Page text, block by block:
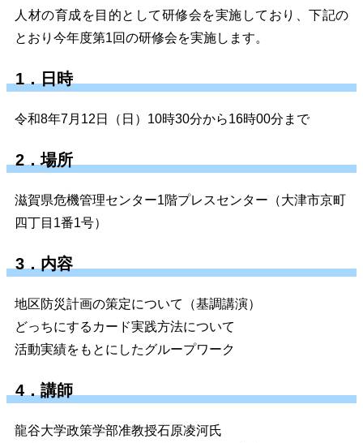
人材の育成を目的として研修会を実施しており、下記の
とおり今年度第1回の研修会を実施します。
1．日時
令和8年7月12日（日）10時30分から16時00分まで
2．場所
滋賀県危機管理センター1階プレスセンター（大津市京町
四丁目1番1号）
3．内容
地区防災計画の策定について（基調講演）
どっちにするカード実践方法について
活動実績をもとにしたグループワーク
4．講師
龍谷大学政策学部准教授石原凌河氏